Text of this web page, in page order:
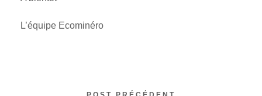
L’équipe Ecominéro